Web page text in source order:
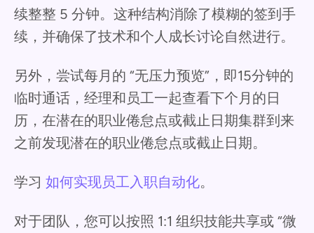
续整整 5 分钟。这种结构消除了模糊的签到手
续，并确保了技术和个人成长讨论自然进行。
另外，尝试每月的 “无压力预览”，即15分钟的
临时通话，经理和员工一起查看下个月的日
历，在潜在的职业倦怠点或截止日期集群到来
之前发现潜在的职业倦怠点或截止日期。
学习 如何实现员工入职自动化。
对于团队，您可以按照 1:1 组织技能共享或 “微